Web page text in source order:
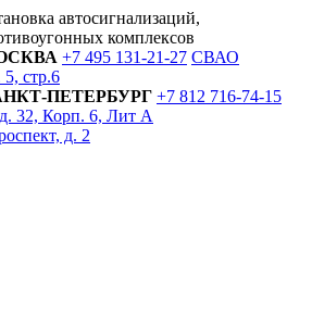
автосигнализаций,
комплексов
+7 495 131-21-27 СВАО
стр.6
ПЕТЕРБУРГ +7 812 716-74-15
32, Корп. 6, Лит А
д. 2